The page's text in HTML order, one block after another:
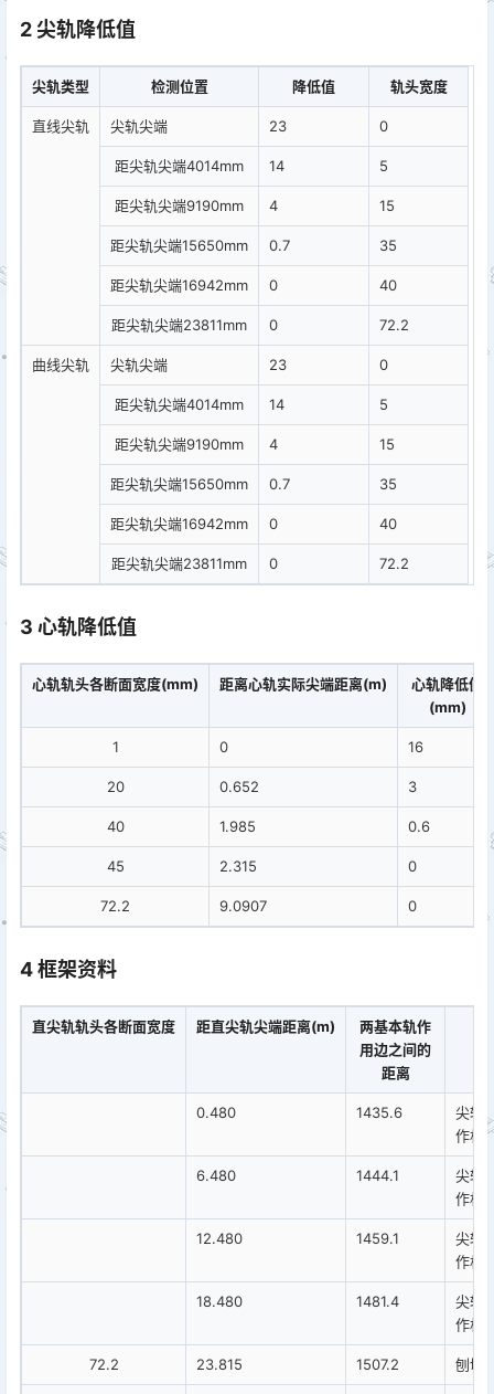
2 尖轨降低值
尖轨类型 检测位置 降低值 轨头宽度
直线尖轨 尖轨尖端 23 0
距尖轨尖端4014mm 14 5
距尖轨尖端9190mm 4 15
距尖轨尖端15650mm 0.7 35
距尖轨尖端16942mm 0 40
距尖轨尖端23811mm 0 72.2
曲线尖轨 尖轨尖端 23 0
距尖轨尖端4014mm 14 5
距尖轨尖端9190mm 4 15
距尖轨尖端15650mm 0.7 35
距尖轨尖端16942mm 0 40
距尖轨尖端23811mm 0 72.2
3 心轨降低值
心轨轨头各断面宽度(mm) 距离心轨实际尖端距离(m)
心轨降低值
(mm)
1 0 16
20 0.652 3
40 1.985 0.6
45 2.315 0
72.2 9.0907 0
4 框架资料
直尖轨轨头各断面宽度 距直尖轨尖端距离(m)
两基本轨作
用边之间的
距离
0.480 1435.6
尖轨
作杆
6.480 1444.1
尖轨
作杆
12.480 1459.1
尖轨
作杆
18.480 1481.4
尖轨
作杆
72.2 23.815 1507.2 刨切